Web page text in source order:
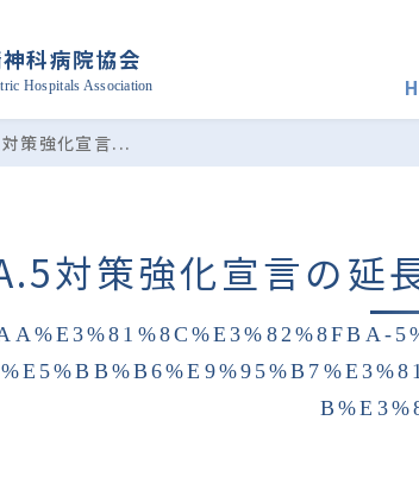
科病院協会
Hospitals Association
策強化宣言...
対策強化宣言の延